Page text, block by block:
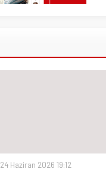
24 Haziran 2026 19:12